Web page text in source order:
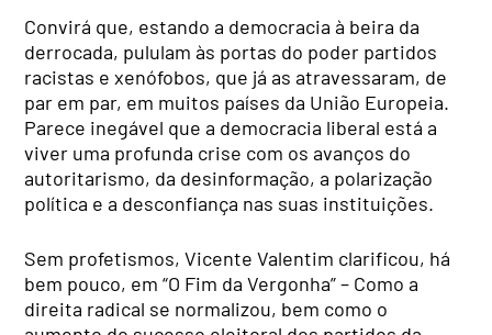
Convirá que, estando a democracia à beira da
derrocada, pululam às portas do poder partidos
racistas e xenófobos, que já as atravessaram, de
par em par, em muitos países da União Europeia.
Parece inegável que a democracia liberal está a
viver uma profunda crise com os avanços do
autoritarismo, da desinformação, a polarização
política e a desconfiança nas suas instituições.
Sem profetismos, Vicente Valentim clarificou, há
bem pouco, em “O Fim da Vergonha” – Como a
direita radical se normalizou, bem como o